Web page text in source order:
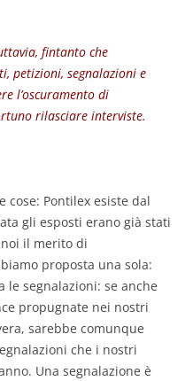
fintanto che
petizioni, segnalazioni e
l’oscuramento di
rilasciare interviste.
cose: Pontilex esiste dal
gli esposti erano già stati
il merito di
proposta una sola:
le segnalazioni: se anche
propugnate nei nostri
sarebbe comunque
che i nostri
Una segnalazione è